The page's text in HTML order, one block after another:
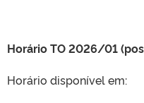
Horário TO 2026/01
Horário disponível em: